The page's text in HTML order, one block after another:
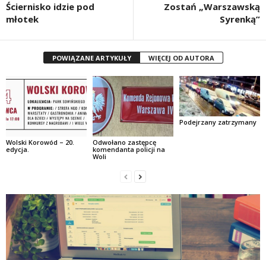
Ściernisko idzie pod
młotek
Zostań „Warszawską
Syrenką”
POWIĄZANE ARTYKUŁY WIĘCEJ OD AUTORA
Wolski Korowód – 20.
edycja.
Odwołano zastępcę
komendanta policji na
Woli
Podejrzany zatrzymany